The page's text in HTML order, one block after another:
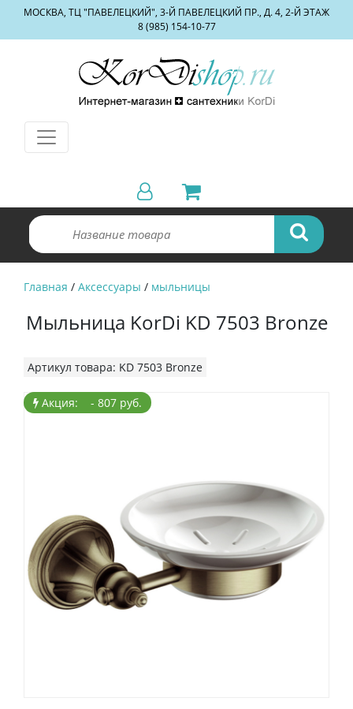
МОСКВА, ТЦ "ПАВЕЛЕЦКИЙ", 3-Й ПАВЕЛЕЦКИЙ ПР., Д. 4, 2-Й ЭТАЖ
8 (985) 154-10-77
Главная / Аксессуары / мыльницы
Мыльница KorDi KD 7503 Bronze
Артикул товара: KD 7503 Bronze
Акция: - 807 руб.